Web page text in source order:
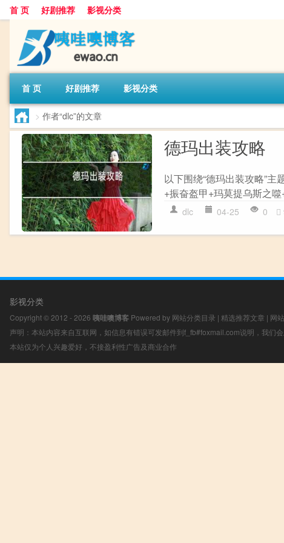
首 页 好剧推荐 影视分类
首 页 好剧推荐 影视分类
> 作者“dlc”的文章
德玛出装攻略
以下围绕“德玛出装攻略”
+振奋盔甲+玛莫提乌斯之
dlc 04-25 0
影视分类
Copyright © 2012 - 2026 咦哇噢博客 Powered by 网站分类目录 | 精选推荐文章 | 网
声明：本站内容来自互联网，如信息有错误可发邮件到f_fb#foxmail.com说明，我们
本站仅为个人兴趣爱好，不接盈利性广告及商业合作